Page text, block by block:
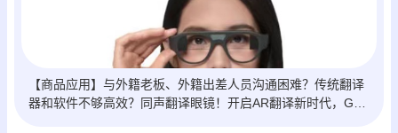
【商品应用】与外籍老板、外籍出差人员沟通困难？传统翻译
器和软件不够高效？同声翻译眼镜！开启AR翻译新时代，GET